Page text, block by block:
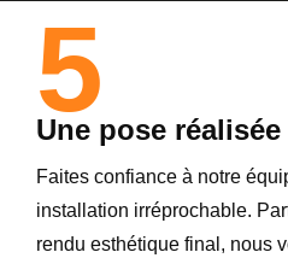
5
Une pose
Faites confiance à notre
installation irréprochable.
rendu esthétique final, nous